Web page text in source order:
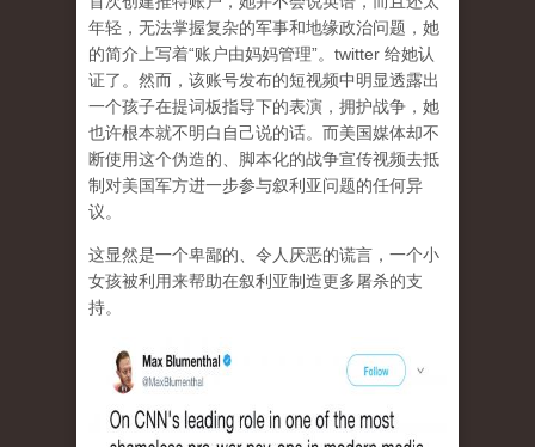
年轻，无法掌握复杂的军事和地缘政治问题，她
的简介上写着“账户由妈妈管理”。twitter 给她认
证了。然而，该账号发布的短视频中明显透露出
一个孩子在提词板指导下的表演，拥护战争，她
也许根本就不明白自己说的话。而美国媒体却不
断使用这个伪造的、脚本化的战争宣传视频去抵
制对美国军方进一步参与叙利亚问题的任何异
议。
这显然是一个卑鄙的、令人厌恶的谎言，一个小
女孩被利用来帮助在叙利亚制造更多屠杀的支
持。